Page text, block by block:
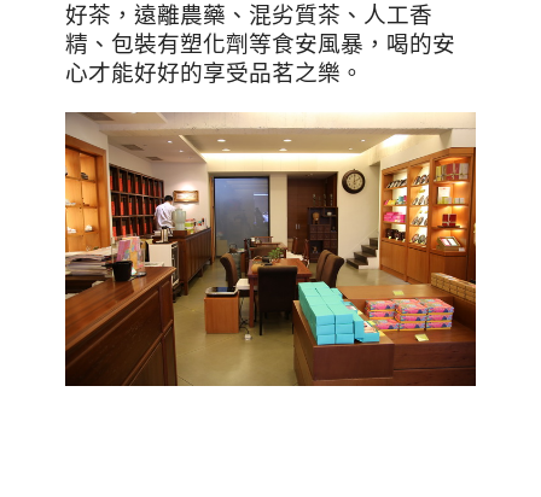
好茶，遠離農藥、混劣質茶、人工香
精、包裝有塑化劑等食安風暴，喝的安
心才能好好的享受品茗之樂。